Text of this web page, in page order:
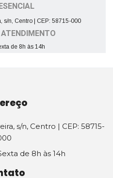
s/n, Centro | CEP: 58715-000
de 8h às 14h
s/n, Centro | CEP: 58715-
de 8h às 14h